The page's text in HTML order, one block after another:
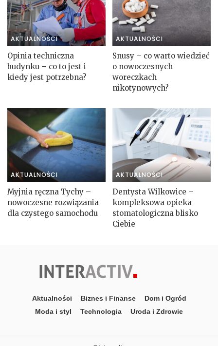
AKTUALNOŚCI
Opinia techniczna
budynku – co to jest i
kiedy jest potrzebna?
AKTUALNOŚCI
Snusy – co warto wiedzieć
o nowoczesnych
woreczkach
nikotynowych?
AKTUALNOŚCI
Myjnia ręczna Tychy –
nowoczesne rozwiązania
dla czystego samochodu
AKTUALNOŚCI
Dentysta Wilkowice –
kompleksowa opieka
stomatologiczna blisko
Ciebie
Aktualności Biznes i Finanse
Dom i Ogród
Moda i styl
Technologia Uroda i Zdrowie